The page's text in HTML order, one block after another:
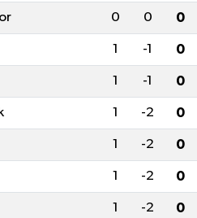
0 0 0
1 -1 0
1 -1 0
1 -2 0
1 -2 0
1 -2 0
1 -2 0